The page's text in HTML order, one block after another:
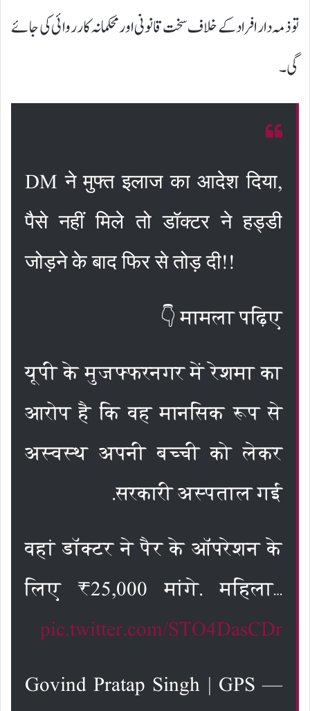
تو ذمہ دار افراد کے خلاف سخت قانونی اور محکمانہ کارروائی کی جائے
گی۔
DM ने मुफ्त इलाज का आदेश दिया,
पैसे नहीं मिले तो डॉक्टर ने हड्डी
जोड़ने के बाद फिर से तोड़ दी!!
मामला पढ़िए 👇
यूपी के मुजफ्फरनगर में रेशमा का
आरोप है कि वह मानसिक रूप से
अस्वस्थ अपनी बच्ची को लेकर
सरकारी अस्पताल गई.
वहां डॉक्टर ने पैर के ऑपरेशन के
लिए ₹25,000 मांगे. महिला…
pic.twitter.com/STO4DasCDr
— Govind Pratap Singh | GPS